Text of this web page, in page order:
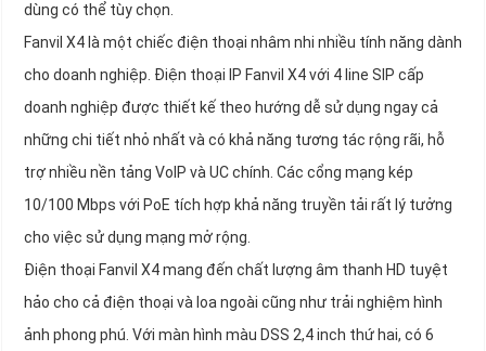
dùng có thể tùy chọn.
Fanvil X4 là một chiếc điện thoại nhâm nhi nhiều tính năng dành
cho doanh nghiệp. Điện thoại IP Fanvil X4 với 4 line SIP cấp
doanh nghiệp được thiết kế theo hướng dễ sử dụng ngay cả
những chi tiết nhỏ nhất và có khả năng tương tác rộng rãi, hỗ
trợ nhiều nền tảng VoIP và UC chính. Các cổng mạng kép
10/100 Mbps với PoE tích hợp khả năng truyền tải rất lý tưởng
cho việc sử dụng mạng mở rộng.
Điện thoại Fanvil X4 mang đến chất lượng âm thanh HD tuyệt
hảo cho cả điện thoại và loa ngoài cũng như trải nghiệm hình
ảnh phong phú. Với màn hình màu DSS 2,4 inch thứ hai, có 6